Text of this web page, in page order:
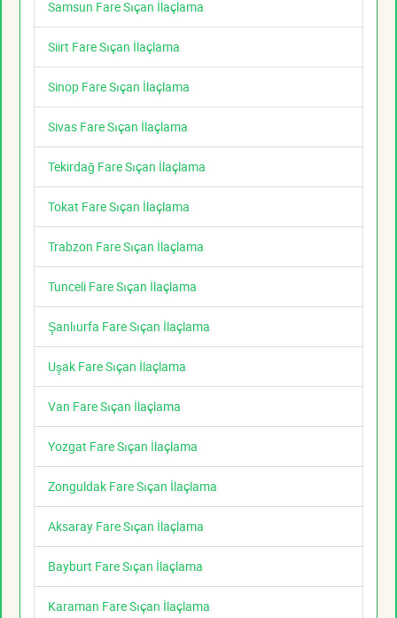
Samsun Fare Sıçan İlaçlama
Siirt Fare Sıçan İlaçlama
Sinop Fare Sıçan İlaçlama
Sivas Fare Sıçan İlaçlama
Tekirdağ Fare Sıçan İlaçlama
Tokat Fare Sıçan İlaçlama
Trabzon Fare Sıçan İlaçlama
Tunceli Fare Sıçan İlaçlama
Şanlıurfa Fare Sıçan İlaçlama
Uşak Fare Sıçan İlaçlama
Van Fare Sıçan İlaçlama
Yozgat Fare Sıçan İlaçlama
Zonguldak Fare Sıçan İlaçlama
Aksaray Fare Sıçan İlaçlama
Bayburt Fare Sıçan İlaçlama
Karaman Fare Sıçan İlaçlama